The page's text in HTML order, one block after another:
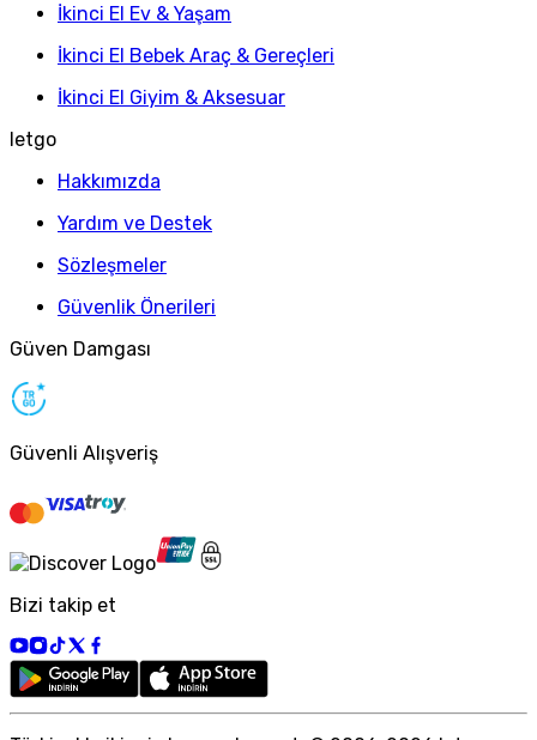
İkinci El Ev & Yaşam
İkinci El Bebek Araç & Gereçleri
İkinci El Giyim & Aksesuar
letgo
Hakkımızda
Yardım ve Destek
Sözleşmeler
Güvenlik Önerileri
Güven Damgası
Güvenli Alışveriş
Bizi takip et